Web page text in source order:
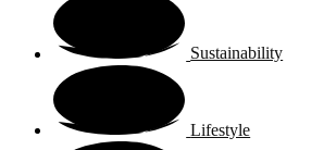
Sustainability
Lifestyle